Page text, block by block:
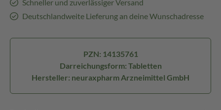
Schneller und zuverlässiger Versand
Deutschlandweite Lieferung an deine Wunschadresse
PZN: 14135761
Darreichungsform: Tabletten
Hersteller: neuraxpharm Arzneimittel GmbH